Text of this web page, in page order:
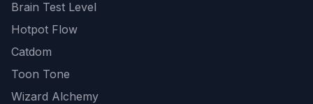
Brain Test Level
Hotpot Flow
Catdom
Toon Tone
Wizard Alchemy